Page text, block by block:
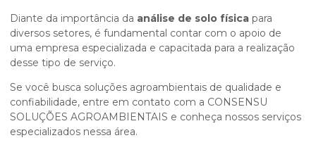
Diante da importância da análise de solo física para
diversos setores, é fundamental contar com o apoio de
uma empresa especializada e capacitada para a realização
desse tipo de serviço.
Se você busca soluções agroambientais de qualidade e
confiabilidade, entre em contato com a CONSENSU
SOLUÇÕES AGROAMBIENTAIS e conheça nossos serviços
especializados nessa área.